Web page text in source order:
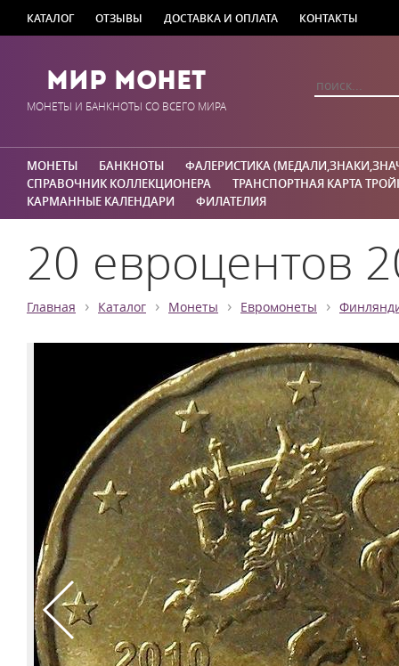
КАТАЛОГ ОТЗЫВЫ ДОСТАВКА И ОПЛАТА КОНТАКТЫ
Мир Монет
МОНЕТЫ И БАНКНОТЫ СО ВСЕГО МИРА
МОНЕТЫ БАНКНОТЫ
ФАЛЕРИСТИКА
СПРАВОЧНИК КОЛЛЕКЦИОНЕРА
ТРАНСПОРТНАЯ КАРТА
КАРМАННЫЕ КАЛЕНДАРИ
ФИЛАТЕЛИЯ
20 евроцентов
Главная › Каталог › Монеты › Евромонеты ›